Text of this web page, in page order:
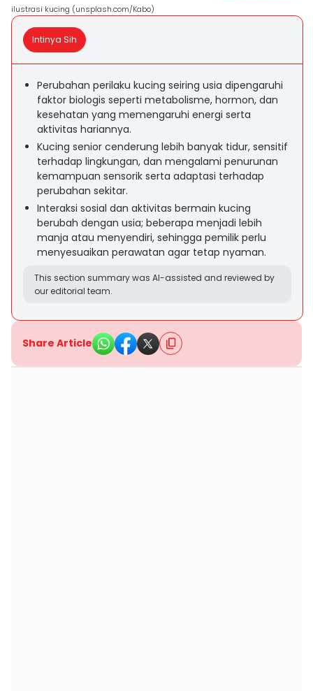
ilustrasi kucing (unsplash.com/Kabo)
Intinya Sih
Perubahan perilaku kucing seiring usia dipengaruhi
faktor biologis seperti metabolisme, hormon, dan
kesehatan yang memengaruhi energi serta
aktivitas hariannya.
Kucing senior cenderung lebih banyak tidur, sensitif
terhadap lingkungan, dan mengalami penurunan
kemampuan sensorik serta adaptasi terhadap
perubahan sekitar.
Interaksi sosial dan aktivitas bermain kucing
berubah dengan usia; beberapa menjadi lebih
manja atau menyendiri, sehingga pemilik perlu
menyesuaikan perawatan agar tetap nyaman.
This section summary was AI-assisted and reviewed by
our editorial team.
Share Article